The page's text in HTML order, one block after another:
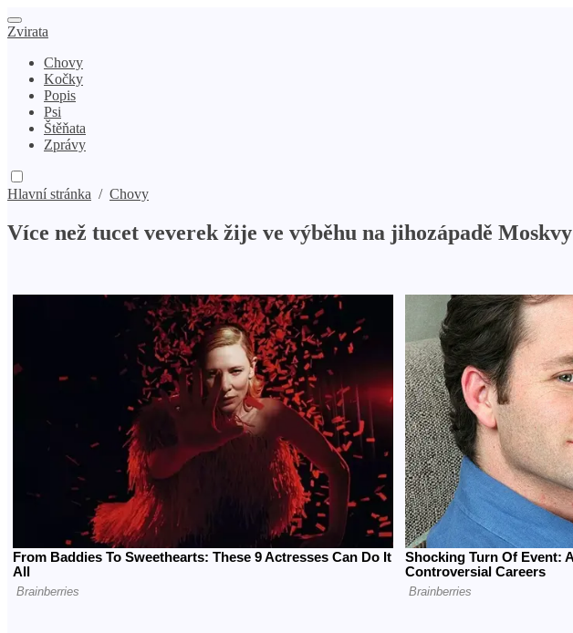
Zvirata
Chovy
Kočky
Popis
Psi
Štěňata
Zprávy
Hlavní stránka / Chovy
Více než tucet veverek žije ve výběhu na jihozápadě Moskvy